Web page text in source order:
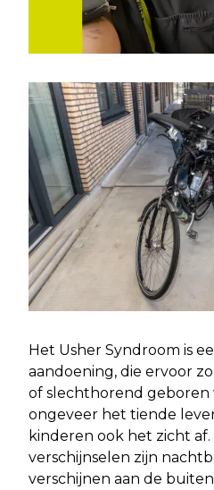
Het Usher Syndroom is
aandoening, die ervoor
of slechthorend geboren
ongeveer het tiende
kinderen ook het zicht af.
verschijnselen zijn
verschijnen aan de